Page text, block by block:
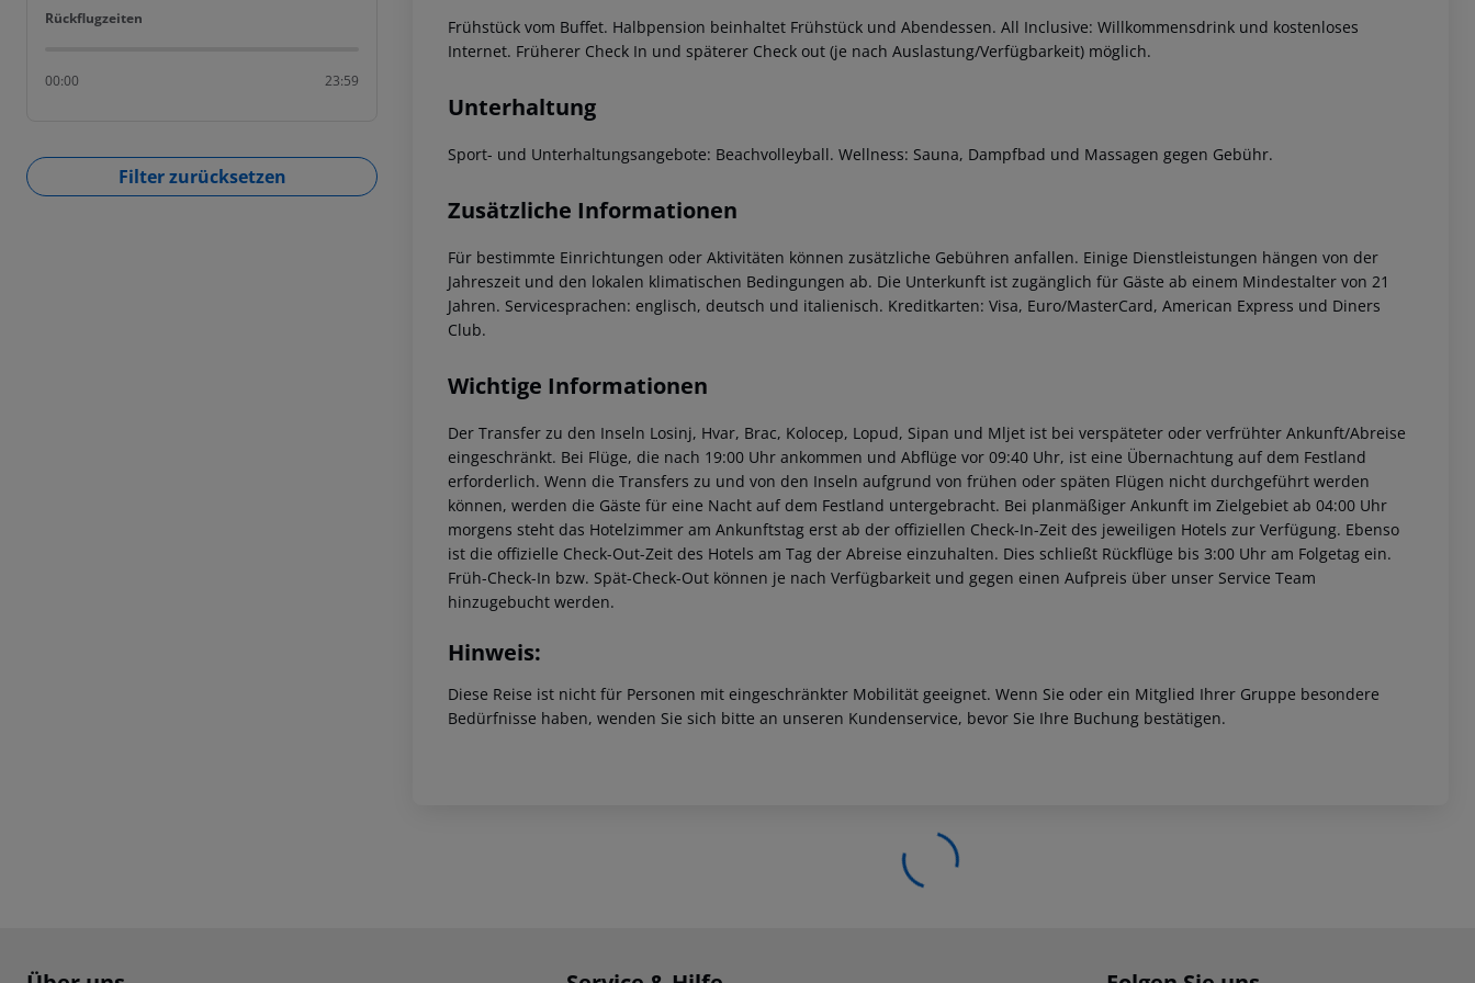
Rückflugzeiten
Rückflugzeiten
00:00 23:59
Filter zurücksetzen
Frühstück vom Buffet. Halbpension beinhaltet Frühstück und Abendessen. All Inclusive: Willkommensdrink und kostenloses
Internet. Früherer Check In und späterer Check out (je nach Auslastung/Verfügbarkeit) möglich.
Unterhaltung
Sport- und Unterhaltungsangebote: Beachvolleyball. Wellness: Sauna, Dampfbad und Massagen gegen Gebühr.
Zusätzliche Informationen
Für bestimmte Einrichtungen oder Aktivitäten können zusätzliche Gebühren anfallen. Einige Dienstleistungen hängen von der
Jahreszeit und den lokalen klimatischen Bedingungen ab. Die Unterkunft ist zugänglich für Gäste ab einem Mindestalter von 21
Jahren. Servicesprachen: englisch, deutsch und italienisch. Kreditkarten: Visa, Euro/MasterCard, American Express und Diners
Club.
Wichtige Informationen
Der Transfer zu den Inseln Losinj, Hvar, Brac, Kolocep, Lopud, Sipan und Mljet ist bei verspäteter oder verfrühter Ankunft/Abreise
eingeschränkt. Bei Flüge, die nach 19:00 Uhr ankommen und Abflüge vor 09:40 Uhr, ist eine Übernachtung auf dem Festland
erforderlich. Wenn die Transfers zu und von den Inseln aufgrund von frühen oder späten Flügen nicht durchgeführt werden
können, werden die Gäste für eine Nacht auf dem Festland untergebracht. Bei planmäßiger Ankunft im Zielgebiet ab 04:00 Uhr
morgens steht das Hotelzimmer am Ankunftstag erst ab der offiziellen Check-In-Zeit des jeweiligen Hotels zur Verfügung. Ebenso
ist die offizielle Check-Out-Zeit des Hotels am Tag der Abreise einzuhalten. Dies schließt Rückflüge bis 3:00 Uhr am Folgetag ein.
Früh-Check-In bzw. Spät-Check-Out können je nach Verfügbarkeit und gegen einen Aufpreis über unser Service Team
hinzugebucht werden.
Hinweis:
Diese Reise ist nicht für Personen mit eingeschränkter Mobilität geeignet. Wenn Sie oder ein Mitglied Ihrer Gruppe besondere
Bedürfnisse haben, wenden Sie sich bitte an unseren Kundenservice, bevor Sie Ihre Buchung bestätigen.